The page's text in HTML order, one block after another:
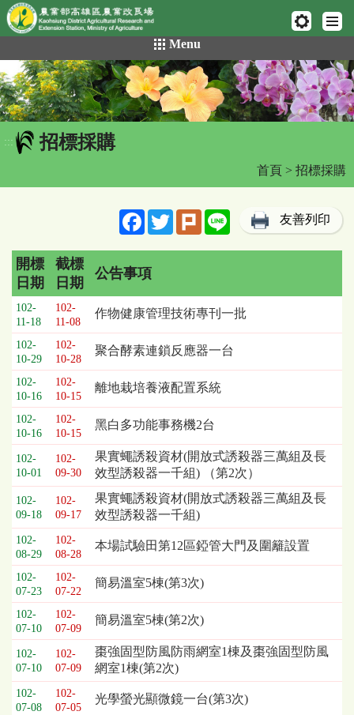
網頁置頂
到
主
要
內
容
區
Menu
::: 招標採購
首頁 > 招標採購
FacebookTwitterPlurk Line 友善列印
招
標
採
購
列
表，
欄
位
依
序
為：
開
標
日
期、
截
標
日
期、
公
告
事
項
開標
日期
截標
日期
公告事項
102-
11-18
102-
11-08
作物健康管理技術專刊一批
102-
10-29
102-
10-28
聚合酵素連鎖反應器一台
102-
10-16
102-
10-15
離地栽培養液配置系統
102-
10-16
102-
10-15
黑白多功能事務機2台
102-
10-01
102-
09-30
果實蠅誘殺資材(開放式誘殺器三萬組及長
效型誘殺器一千組) （第2次）
102-
09-18
102-
09-17
果實蠅誘殺資材(開放式誘殺器三萬組及長
效型誘殺器一千組)
102-
08-29
102-
08-28
本場試驗田第12區錏管大門及圍籬設置
102-
07-23
102-
07-22
簡易溫室5棟(第3次)
102-
07-10
102-
07-09
簡易溫室5棟(第2次)
102-
07-10
102-
07-09
棗強固型防風防雨網室1棟及棗強固型防風
網室1棟(第2次)
102-
07-08
102-
07-05
光學螢光顯微鏡一台(第3次)